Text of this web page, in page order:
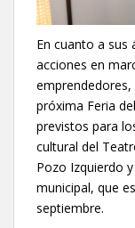
En cuanto a sus
acciones en
próxima Feria
previstos para
cultural del
Pozo Izquierdo
municipal, que
septiembre.